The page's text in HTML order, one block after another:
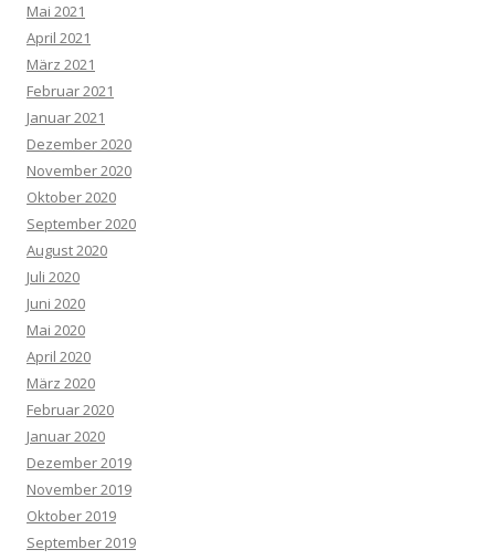
Mai 2021
April 2021
März 2021
Februar 2021
Januar 2021
Dezember 2020
November 2020
Oktober 2020
September 2020
August 2020
Juli 2020
Juni 2020
Mai 2020
April 2020
März 2020
Februar 2020
Januar 2020
Dezember 2019
November 2019
Oktober 2019
September 2019